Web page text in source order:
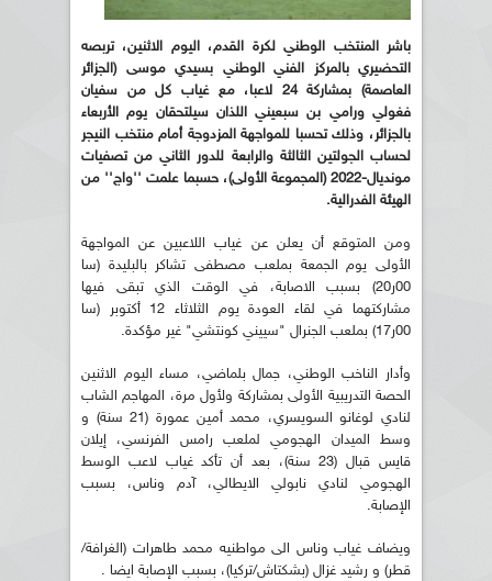
باشر المنتخب الوطني لكرة القدم، اليوم الاثنين، تربصه
التحضيري بالمركز الفني الوطني بسيدي موسى (الجزائر
العاصمة
) بمشاركة 24 لاعبا، مع غياب كل من سفيان
فغولي ورامي بن سبعيني اللذان سيلتحقان يوم الأربعاء
بالجزائر، وذلك تحسبا للمواجهة المزدوجة أمام منتخب النيجر
لحساب الجولتين الثالثة والرابعة للدور الثاني من تصفيات
مونديال-2022 (المجموعة الأولى)، حسبما علمت ''واج'' من
الهيئة الفدرالية.
ومن المتوقع أن يعلن عن غياب اللاعبين عن المواجهة
الأولى يوم الجمعة بملعب مصطفى تشاكر بالبليدة (سا
00ر20) بسبب الاصابة، في الوقت الذي تبقى فيها
مشاركتهما في لقاء العودة يوم الثلاثاء 12 أكتوبر (سا
00ر17) بملعب الجنرال "سييني كونتشي" غير مؤكدة.
وأدار الناخب الوطني، جمال بلماضي، مساء اليوم الاثنين
الحصة التدريبية الأولى بمشاركة ولأول مرة، المهاجم الشاب
لنادي لوغانو السويسري، محمد أمين عمورة (21 سنة) و
وسط الميدان الهجومي لملعب رامس الفرنسي، إيلان
قايس قبال (23 سنة)، بعد أن تأكد غياب لاعب الوسط
الهجومي لنادي نابولي الايطالي، آدم وناس، بسبب
الإصابة.
ويضاف غياب وناس الى مواطنيه محمد طاهرات (الغرافة/
قطر) و رشيد غزال (بشكتاش/تركيا)، بسبب الإصابة ايضا .